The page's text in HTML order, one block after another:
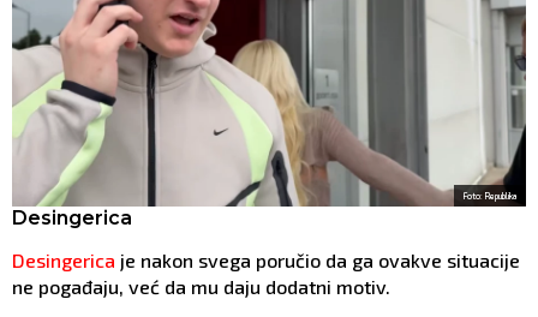
Foto: Republika
Desingerica
Desingerica je nakon svega poručio da ga ovakve situacije
ne pogađaju, već da mu daju dodatni motiv.